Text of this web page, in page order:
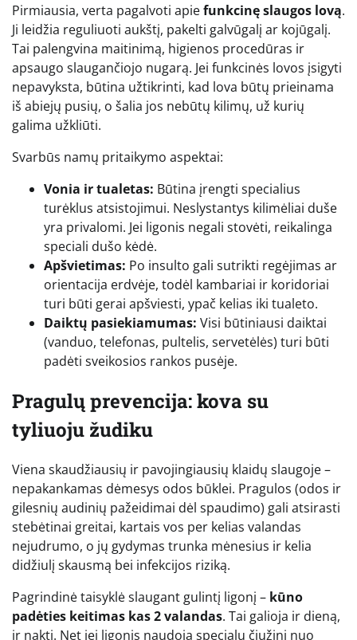
Pirmiausia, verta pagalvoti apiefunkcinę slaugos lovą.
Ji leidžia reguliuoti aukštį, pakelti galvūgalį ar kojūgalį.
Tai palengvina maitinimą, higienos procedūras ir
apsaugo slaugančiojo nugarą. Jei funkcinės lovos įsigyti
nepavyksta, būtina užtikrinti, kad lova būtų prieinama
iš abiejų pusių, o šalia jos nebūtų kilimų, už kurių
galima užkliūti.
Svarbūs namų pritaikymo aspektai:
Vonia ir tualetas: Būtina įrengti specialius
turėklus atsistojimui. Neslystantys kilimėliai duše
yra privalomi. Jei ligonis negali stovėti, reikalinga
speciali dušo kėdė.
Apšvietimas: Po insulto gali sutrikti regėjimas ar
orientacija erdvėje, todėl kambariai ir koridoriai
turi būti gerai apšviesti, ypač kelias iki tualeto.
Daiktų pasiekiamumas: Visi būtiniausi daiktai
(vanduo, telefonas, pultelis, servetėlės) turi būti
padėti sveikosios rankos pusėje.
Pragulų prevencija: kova su
tyliuoju žudiku
Viena skaudžiausių ir pavojingiausių klaidų slaugoje –
nepakankamas dėmesys odos būklei. Pragulos (odos ir
gilesnių audinių pažeidimai dėl spaudimo) gali atsirasti
stebėtinai greitai, kartais vos per kelias valandas
nejudrumo, o jų gydymas trunka mėnesius ir kelia
didžiulį skausmą bei infekcijos riziką.
Pagrindinė taisyklė slaugant gulintį ligonį – kūno
padėties keitimas kas 2 valandas. Tai galioja ir dieną,
ir naktį. Net jei ligonis naudoja specialų čiužinį nuo